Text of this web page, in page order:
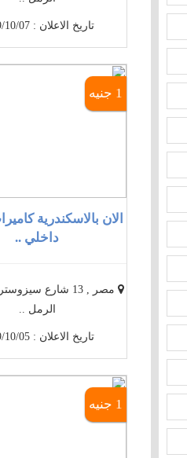
تاريخ الاعلان : 2019/10/07
1 جنيه
الان بالاسكندرية
داخلي ..
مصر , 13 شارع
الرمل ..
تاريخ الاعلان : 2019/10/05
1 جنيه